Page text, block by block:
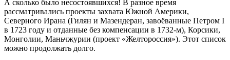
А сколько было несостоявшихся! В разное время
рассматривались проекты захвата Южной Америки,
Северного Ирана (Гилян и Мазендеран, завоёванные Петром I
в 1723 году и отданные без компенсации в 1732-м), Корсики,
Монголии, Маньчжурии (проект «Желтороссия»). Этот список
можно продолжать долго.